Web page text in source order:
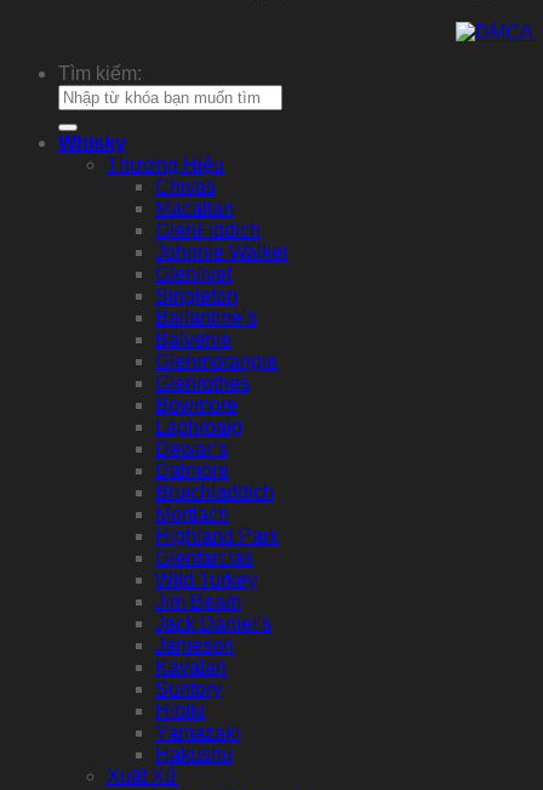
Tìm kiếm:
Whisky
Thương Hiệu
Chivas
Macallan
GlenFiddich
Johnnie Walker
Glenlivet
Singleton
Ballantine’s
Balvenie
Glenmorangie
Glenrothes
Bowmore
Laphroaig
Dewar’s
Dalmore
Bruichladdich
Mortlach
Highland Park
Glenfarclas
Wild Turkey
Jim Beam
Jack Daniel’s
Jameson
Kavalan
Suntory
Hibiki
Yamazaki
Hakushu
Xuất Xứ